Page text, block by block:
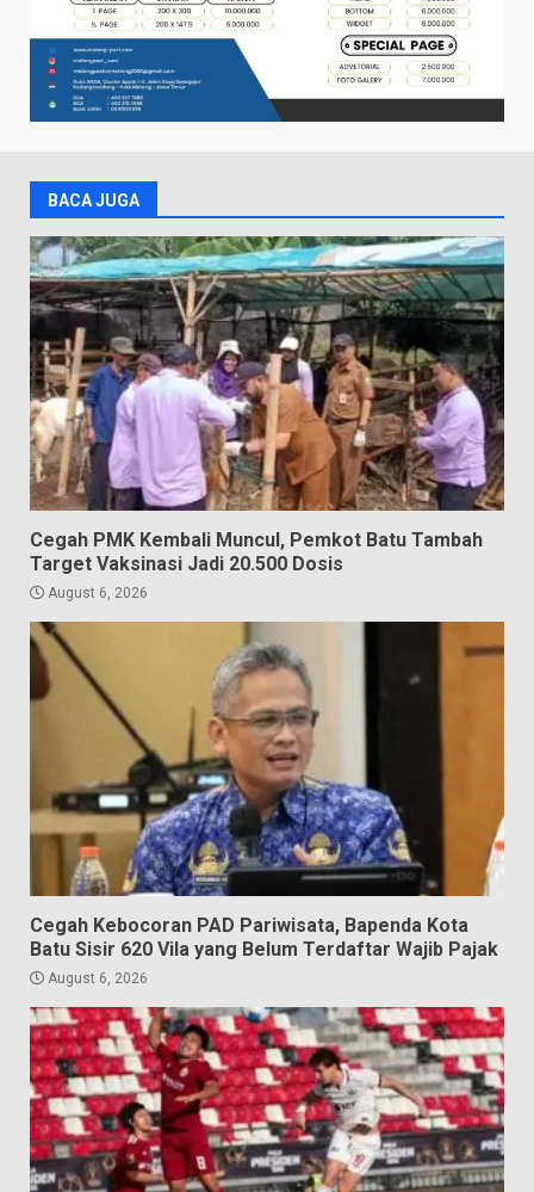
BACA JUGA
Cegah PMK Kembali Muncul, Pemkot Batu Tambah
Target Vaksinasi Jadi 20.500 Dosis
August 6, 2026
Cegah Kebocoran PAD Pariwisata, Bapenda Kota
Batu Sisir 620 Vila yang Belum Terdaftar Wajib Pajak
August 6, 2026